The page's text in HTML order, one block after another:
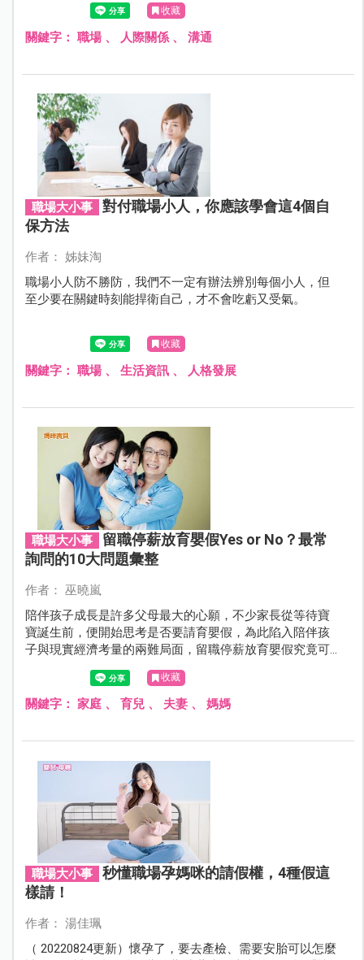
收藏
關鍵字： 職場、 人際關係、 溝通
職場大小事
對付職場小人，你應該學會這4個自
保方法
作者： 姊妹淘
職場小人防不勝防，我們不一定有辦法辨別每個小人，但
至少要在關鍵時刻能捍衛自己，才不會吃虧又受氣。
收藏
關鍵字： 職場、 生活資訊、 人格發展
職場大小事
留職停薪放育嬰假Yes or No？最常
詢問的10大問題彙整
作者： 巫曉嵐
陪伴孩子成長是許多父母最大的心願，不少家長從等待寶
寶誕生前，便開始思考是否要請育嬰假，為此陷入陪伴孩
子與現實經濟考量的兩難局面，留職停薪放育嬰假究竟可
不可行？有請專家替大家解惑。
收藏
關鍵字： 家庭、 育兒、 夫妻、 媽媽
職場大小事
秒懂職場孕媽咪的請假權，4種假這
樣請！
作者： 湯佳珮
（ 20220824更新）懷孕了，要去產檢、需要安胎可以怎麼